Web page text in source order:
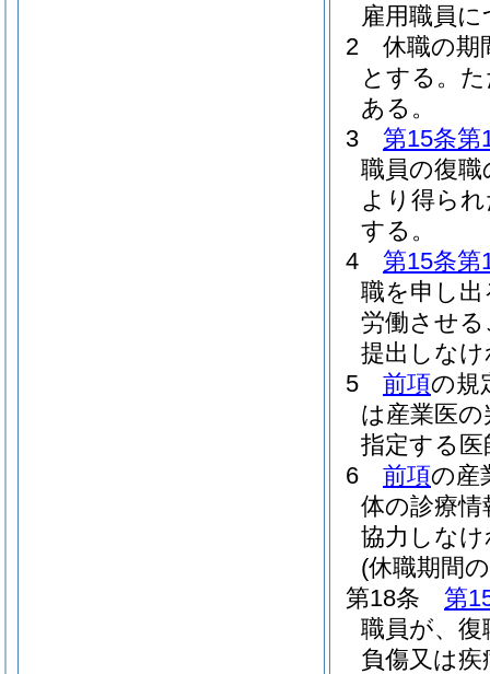
雇用職員
2
休職の期
とする。
ある。
3
第15条第
職員の復
より得ら
する。
4
第15条第
職を申し
労働させ
提出しな
5
前項の規
は産業医
指定する
6
前項の産
体の診療
協力しな
(休職期間
第18条
第
職員が、
負傷又は疾